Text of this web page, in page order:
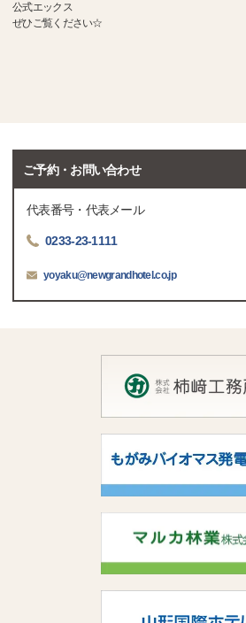
公式エックス
ぜひご覧ください☆
ご予約・お問い合わせ
代表番号・代表メール
0233-23-1111
yoyaku@newgrandhotel.co.jp